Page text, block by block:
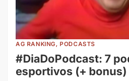
AG RANKING, PODCASTS
#DiaDoPodcast: 7
esportivos (+ bonus)